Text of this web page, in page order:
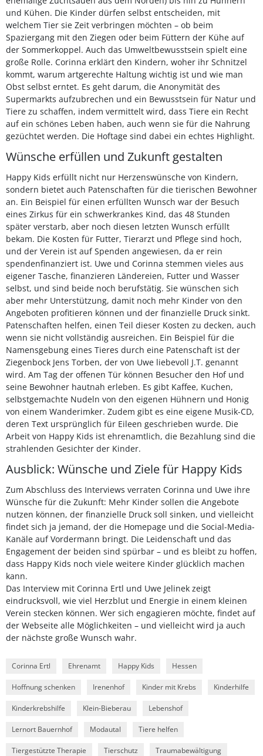
und Kühen. Die Kinder dürfen selbst entscheiden, mit
welchem Tier sie Zeit verbringen möchten – ob beim
Spaziergang mit den Ziegen oder beim Füttern der Kühe auf
der Sommerkoppel. Auch das Umweltbewusstsein spielt eine
große Rolle. Corinna erklärt den Kindern, woher ihr Schnitzel
kommt, warum artgerechte Haltung wichtig ist und wie man
Obst selbst erntet. Es geht darum, die Anonymität des
Supermarkts aufzubrechen und ein Bewusstsein für Natur und
Tiere zu schaffen, indem vermittelt wird, dass Tiere ein Recht
auf ein schönes Leben haben, auch wenn sie für die Nahrung
gezüchtet werden. Die Hoftage sind dabei ein echtes Highlight.
Wünsche erfüllen und Zukunft gestalten
Happy Kids erfüllt nicht nur Herzenswünsche von Kindern,
sondern bietet auch Patenschaften für die tierischen Bewohner
an. Ein Beispiel für einen erfüllten Wunsch war der Besuch
eines Zirkus für ein schwerkrankes Kind, das 48 Stunden
später verstarb, aber noch diesen letzten Wunsch erfüllt
bekam. Die Kosten für Futter, Tierarzt und Pflege sind hoch,
und der Verein ist auf Spenden angewiesen, da er rein
spendenfinanziert ist. Uwe und Corinna stemmen vieles aus
eigener Tasche, finanzieren Ländereien, Futter und Wasser
selbst, und sind beide noch berufstätig. Sie wünschen sich
aber mehr Unterstützung, damit noch mehr Kinder von den
Angeboten profitieren können und der finanzielle Druck sinkt.
Patenschaften helfen, einen Teil dieser Kosten zu decken, auch
wenn sie nicht vollständig ausreichen. Ein Beispiel für die
Namensgebung eines Tieres durch eine Patenschaft ist der
Ziegenbock Jens Torben, der von Uwe liebevoll J.T. genannt
wird. Am Tag der offenen Tür können Besucher den Hof und
seine Bewohner hautnah erleben. Es gibt Kaffee, Kuchen,
selbstgemachte Nudeln von den eigenen Hühnern und Honig
von einem Wanderimker. Zudem gibt es eine eigene Musik-CD,
deren Text ursprünglich für Eileen geschrieben wurde. Die
Arbeit von Happy Kids ist ehrenamtlich, die Bezahlung sind die
strahlenden Gesichter der Kinder.
Ausblick: Wünsche und Ziele für Happy Kids
Zum Abschluss des Interviews verraten Corinna und Uwe ihre
Wünsche für die Zukunft: Mehr Kinder sollen die Angebote
nutzen können, der finanzielle Druck soll sinken, und vielleicht
findet sich ja jemand, der die Homepage und die Social-Media-
Kanäle auf Vordermann bringt. Die Leidenschaft und das
Engagement der beiden sind spürbar – und es bleibt zu hoffen,
dass Happy Kids noch viele weitere Kinder glücklich machen
kann.
Das Interview mit Corinna Ertl und Uwe Jelinek zeigt
eindrucksvoll, wie viel Herzblut und Energie in einem kleinen
Verein stecken können. Wer sich engagieren möchte, findet auf
der Webseite alle Möglichkeiten – und vielleicht wird ja auch
der nächste große Wunsch wahr.
Corinna Ertl Ehrenamt Happy Kids Hessen
Hoffnung schenken Irenenhof Kinder mit Krebs Kinderhilfe
Kinderkrebshilfe Klein-Bieberau Lebenshof
Lernort Bauernhof Modautal Tiere helfen
Tiergestützte Therapie Tierschutz Traumabewältigung